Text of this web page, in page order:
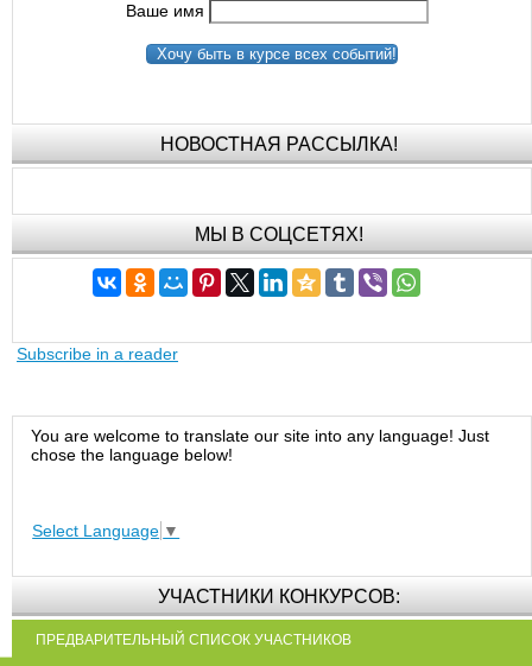
Ваше имя
Хочу быть в курсе всех событий!
НОВОСТНАЯ РАССЫЛКА!
МЫ В СОЦСЕТЯХ!
Subscribe in a reader
You are welcome to translate our site into any language! Just
chose the language below!
Select Language ▼
УЧАСТНИКИ КОНКУРСОВ:
ПРЕДВАРИТЕЛЬНЫЙ СПИСОК УЧАСТНИКОВ